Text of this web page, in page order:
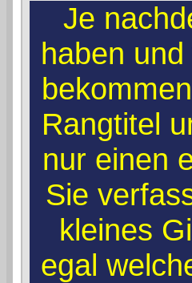
Je
haben
Rangtitel
nur einen
Sie
kleines
egal